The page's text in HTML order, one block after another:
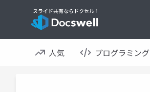
人気 プログラミング